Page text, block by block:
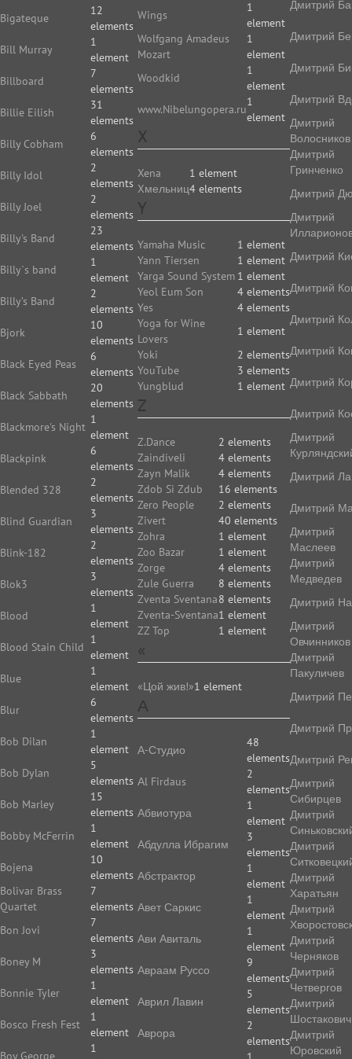
Bigateque
12
elements
Bill Murray
1
element
Billboard
7
elements
Billie Eilish
31
elements
Billy Cobham
6
elements
Billy Idol
2
elements
Billy Joel
2
elements
Billy's Band
23
elements
Billy`s band
1
element
Billy’s Band
2
elements
Bjork
10
elements
Black Eyed Peas
6
elements
Black Sabbath
20
elements
Blackmore's Night
1
element
Blackpink
6
elements
Blended 328
2
elements
Blind Guardian
3
elements
Blink-182
2
elements
Blok3
3
elements
Blood
1
element
Blood Stain Child
1
element
Blue
1
element
Blur
6
elements
Bob Dilan
1
element
Bob Dylan
5
elements
Bob Marley
15
elements
Bobby McFerrin
1
element
Bojena
10
elements
Bolivar Brass
Quartet
7
elements
Bon Jovi
7
elements
Boney M
3
elements
Bonnie Tyler
1
element
Bosco Fresh Fest
1
element
Boy George
1
Wings
1
element
Wolfgang Amadeus
Mozart
1
element
Woodkid
1
element
www.Nibelungopera.ru
1
element
X
Xena
1 element
Xмельниц4 elements
Y
Yamaha Music
1 element
Yann Tiersen
1 element
Yarga Sound System 1 element
Yeol Eum Son
4 elements
Yes
4 elements
Yoga for Wine
Lovers
1 element
Yoki
2 elements
YouTube
3 elements
Yungblud
1 element
Z
Z.Dance
2 elements
Zaindiveli
4 elements
Zayn Malik
4 elements
Zdob Si Zdub
16 elements
Zero People
2 elements
Zivert
40 elements
Zohra
1 element
Zoo Bazar
1 element
Zorge
4 elements
Zule Guerra
8 elements
Zventa Sventana8 elements
Zventa-Sventana1 element
ZZ Top
1 element
«
«Цой жив!»1 element
А
А-Студио
48
elements
Аl Firdaus
2
elements
Абвиотура
1
element
Абдулла Ибрагим
3
elements
Абстрактор
1
element
Авет Саркис
1
element
Ави Авиталь
1
element
Авраам Руссо
9
elements
Аврил Лавин
5
elements
Аврора
2
elements
Дмитрий
Дмитрий
Дмитрий
Дмитрий
Дмитрий
Волосников
Дмитрий
Гринченко
Дмитрий
Дмитрий
Дмитрий
Дмитрий
Дмитрий
Дмитрий
Дмитрий
Дмитрий
Дмитрий
Дмитрий
Дмитрий
Дмитрий
Маслеев
Дмитрий
Медведев
Дмитрий
Дмитрий
Овчинников
Дмитрий
Пакуличев
Дмитрий
Дмитрий
Дмитрий
Дмитрий
Сибирцев
Дмитрий
Дмитрий
Дмитрий
Харатьян
Дмитрий
Дмитрий
Черняков
Дмитрий
Четвергов
Дмитрий
Шостакович
Дмитрий
Юровский